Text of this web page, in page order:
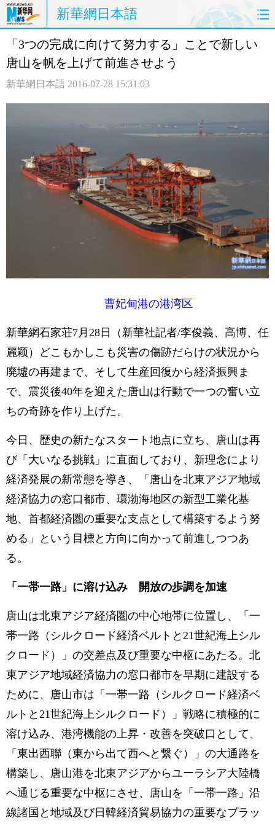
新華網日本語
ホームページ 政治 経済
「3つの完成に向けて努力する」ことで新しい
唐山を帆を上げて前進させよう
新華網日本語 2016-07-28 15:31:03
曹妃甸港の港湾区
新華網石家荘7月28日（新華社記者/李俊義、高博、任
麗颖）どこもかしこも災害の傷跡だらけの状況から
廃墟の再建まで、そして生産回復から経済振興ま
で、震災後40年を迎えた唐山は行動で一つの奮い立
ちの奇跡を作り上げた。
今日、歴史の新たなスタート地点に立ち、唐山は再
び「大いなる挑戦」に直面しており、新理念により
経済発展の新常態を導き、「唐山を北東アジア地域
経済協力の窓口都市、環渤海地区の新型工業化基
地、首都経済圏の重要な支点として構築するよう努
める」という目標と方向に向かって前進しつつあ
る。
「一帯一路」に溶け込み 開放の歩調を加速
唐山は北東アジア経済圏の中心地帯に位置し、「一
帯一路（シルクロード経済ベルトと21世紀海上シル
クロード）」の交差点及び重要な中枢にあたる。北
東アジア地域経済協力の窓口都市を早期に建設する
ために、唐山市は「一帯一路（シルクロード経済ベ
ルトと21世紀海上シルクロード）」戦略に積極的に
溶け込み、港湾機能の上昇・改善を突破口として、
「東出西聯（東から出て西へと繋ぐ）」の大通路を
構築し、唐山港を北東アジアからユーラシア大陸橋
へ通じる重要な中枢にさせ、唐山を「一帯一路」沿
線諸国と地域及び日韓経済貿易協力の重要なプラッ